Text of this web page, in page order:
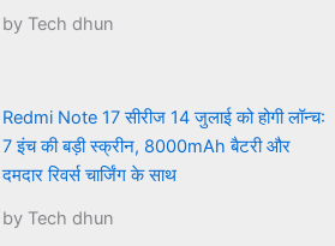
by Tech dhun
Redmi Note 17 सीरीज 14 जुलाई को होगी लॉन्च:
7 इंच की बड़ी स्क्रीन, 8000mAh बैटरी और
दमदार रिवर्स चार्जिंग के साथ
by Tech dhun